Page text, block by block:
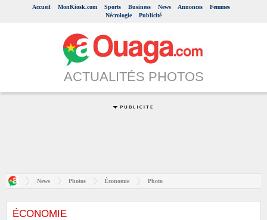
Accueil MonKiosk.com Sports Business News Annonces
Femmes
Nécrologie
Publicité
ACTUALITÉS PHOTOS
News Photos Économie Photo
ÉCONOMIE